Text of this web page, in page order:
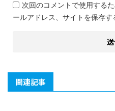
次回のコメントで使用する
ールアドレス、サイトを保存す
関連記事